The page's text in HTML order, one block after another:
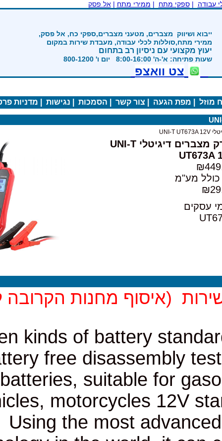
|ממירי מתח| אל פסק
מטעני מצברים,ספקי כח, אל פסק,
לכלי עבודה, מעבדת שירות במקום
ניסיון רב בתחום
| צור קשר | הסמכות | נגישות | מדניות פרטיות |
בודק מצברים דיגיטלי UNI-T
מחנות הקרובה לביתך)
1. Ten kinds of
battery free
batteries, suitable
vehicles, motorcycles
2. Using the most